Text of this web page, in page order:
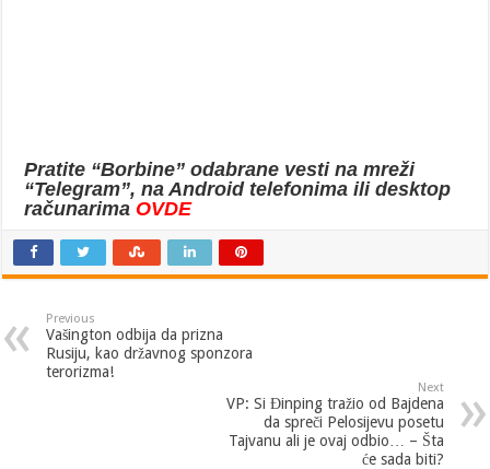
Pratite “Borbine” odabrane vesti na mreži
“Telegram”, na Android telefonima ili desktop
računarima OVDE
Previous
Vašington odbija da prizna
Rusiju, kao državnog sponzora
terorizma!
Next
VP: Si Đinping tražio od Bajdena
da spreči Pelosijevu posetu
Tajvanu ali je ovaj odbio… – Šta
će sada biti?